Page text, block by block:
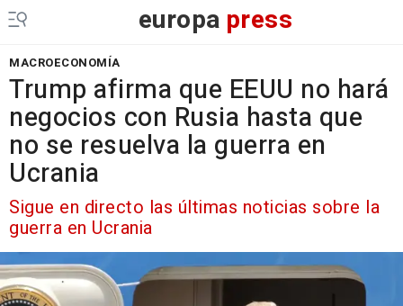
europa press
MACROECONOMÍA
Trump afirma que EEUU no hará
negocios con Rusia hasta que
no se resuelva la guerra en
Ucrania
Sigue en directo las últimas noticias sobre la
guerra en Ucrania